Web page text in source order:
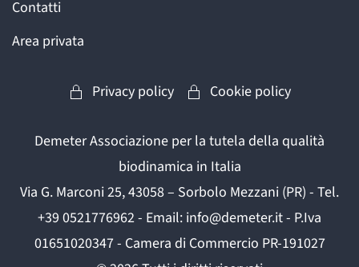
Contatti
Area privata
Privacy policy Cookie policy
Demeter Associazione per la tutela della qualità
biodinamica in Italia
Via G. Marconi 25, 43058 – Sorbolo Mezzani (PR) - Tel.
+39 0521776962 - Email: info@demeter.it - P.Iva
01651020347 - Camera di Commercio PR-191027